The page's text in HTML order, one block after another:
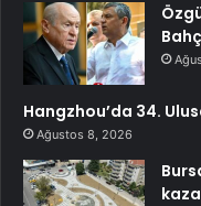
Hangzhou’da 34.
Ağustos 8, 2026